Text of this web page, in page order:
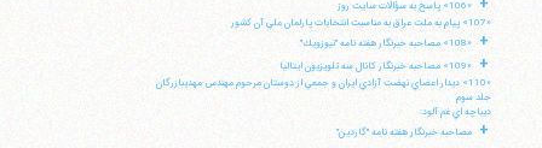
«106» پاسخ به سؤالات سايت روز
«107» پيام به ملت عراق به مناسبت انتخابات پارلمان ملي آن كشور
+ «108» مصاحبه خبرنگار هفته نامه "نيوزويك"
+
«109» مصاحبه خبرنگار كانال سه تلويزيون ايتاليا
«110» ديدار اعضاي نهضت آزادي ايران و جمعي از دوستان مرحوم مهندس مهديبازرگان
جلد سوم
ديباچه اي غم آلود:
+ مصاحبه خبرنگار هفته نامه "گاردين"